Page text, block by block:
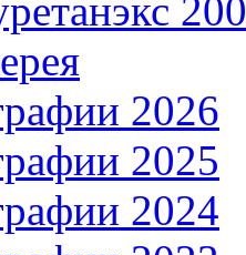
2026
2025
2024